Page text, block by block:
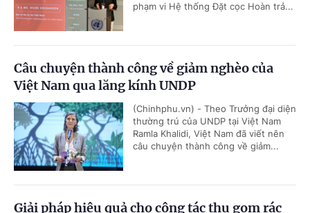
phạm vi Hệ thống Đặt cọc Hoàn trả...
Câu chuyện thành công về giảm nghèo của
Việt Nam qua lăng kính UNDP
(Chinhphu.vn) - Theo Trưởng đại diện
thường trú của UNDP tại Việt Nam
Ramla Khalidi, Việt Nam đã viết nên
câu chuyện thành công về giảm...
Giải pháp hiệu quả cho công tác thu gom rác